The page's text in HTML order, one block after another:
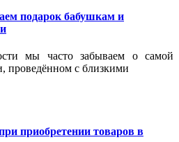
подарок бабушкам и
мы часто забываем о самой
с близкими
приобретении товаров в